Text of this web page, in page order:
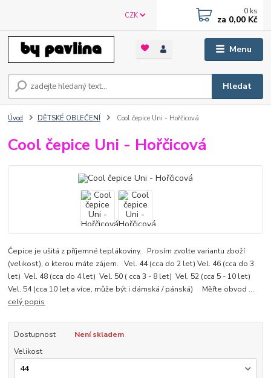
Menu
CZK
Hledat
0 ks
za 0,00 Kč
Úvod DĚTSKÉ OBLEČENÍ Cool čepice Uni - Hořčicová
Cool čepice Uni - Hořčicová
Čepice je ušitá z příjemné teplákoviny. Prosím zvolte variantu zboží
(velikost), o kterou máte zájem. Vel. 44 (cca do 2 let) Vel. 46 (cca do 3
let) Vel. 48 (cca do 4 let) Vel. 50 ( cca 3 - 8 let) Vel. 52 (cca 5 - 10 let)
Vel. 54 (cca 10 let a více, může být i dámská / pánská) Měřte obvod ...
celý popis
Dostupnost
Není skladem
Velikost